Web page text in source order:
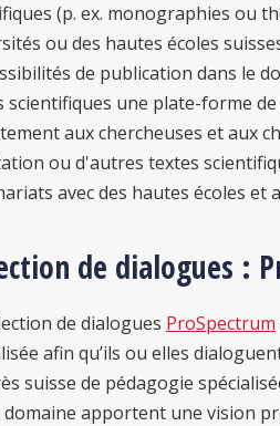
(p. ex. monographies ou
ou des hautes écoles
de publication dans le
scientifiques une plate-forme
aux chercheuses et aux
ou d'autres textes
avec des hautes écoles et
de dialogues :
de dialogues ProSpectrum
afin qu’ils ou elles
suisse de pédagogie
domaine apportent une vision